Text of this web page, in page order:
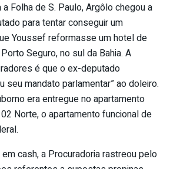
Folha de S. Paulo, Argôlo chegou a
para tentar conseguir um
Youssef reformasse um hotel de
Seguro, no sul da Bahia. A
é que o ex-deputado
seu mandato parlamentar” ao doleiro.
era entregue no apartamento
Norte, o apartamento funcional de
cash, a Procuradoria rastreou pelo